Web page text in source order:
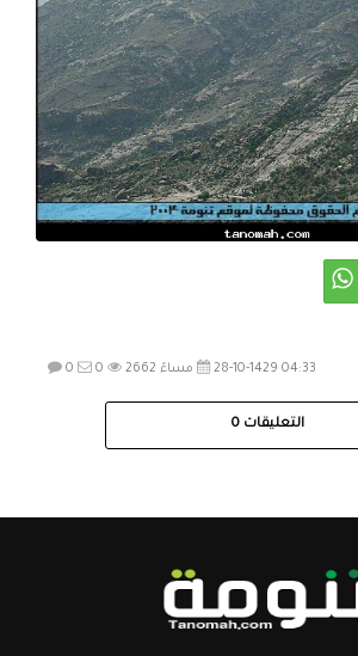
28-10-1429 04:33 مساءً
0 0 2662
التعليقات 0